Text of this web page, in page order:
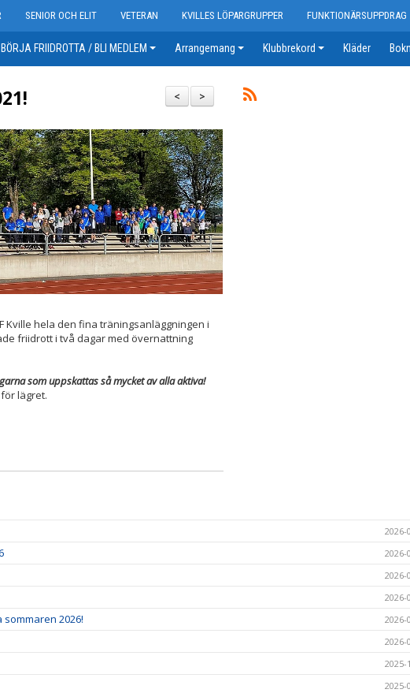
SENIOR OCH ELIT VETERAN KVILLES LÖPARGRUPPER FUNKTIONÄRSUPPDRAG
BÖRJA FRIIDROTTA / BLI MEDLEM Arrangemang Klubbrekord Kläder
>
<
Kville hela den fina träningsanläggningen i
friidrott i två dagar med övernattning
som uppskattas så mycket av alla aktiva!
lägret.
2026-
2026-
2026-
2026-
2026! 2026-
2026-
2025-
2025-